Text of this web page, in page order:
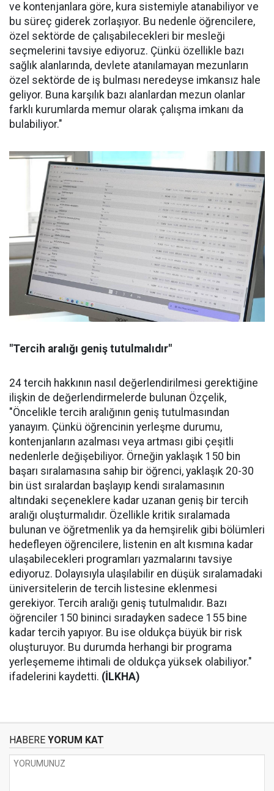
ve kontenjanlara göre, kura sistemiyle atanabiliyor ve
bu süreç giderek zorlaşıyor. Bu nedenle öğrencilere,
özel sektörde de çalışabilecekleri bir mesleği
seçmelerini tavsiye ediyoruz. Çünkü özellikle bazı
sağlık alanlarında, devlete atanılamayan mezunların
özel sektörde de iş bulması neredeyse imkansız hale
geliyor. Buna karşılık bazı alanlardan mezun olanlar
farklı kurumlarda memur olarak çalışma imkanı da
bulabiliyor."
"Tercih aralığı geniş tutulmalıdır"
24 tercih hakkının nasıl değerlendirilmesi gerektiğine
ilişkin de değerlendirmelerde bulunan Özçelik,
"Öncelikle tercih aralığının geniş tutulmasından
yanayım. Çünkü öğrencinin yerleşme durumu,
kontenjanların azalması veya artması gibi çeşitli
nedenlerle değişebiliyor. Örneğin yaklaşık 150 bin
başarı sıralamasına sahip bir öğrenci, yaklaşık 20-30
bin üst sıralardan başlayıp kendi sıralamasının
altındaki seçeneklere kadar uzanan geniş bir tercih
aralığı oluşturmalıdır. Özellikle kritik sıralamada
bulunan ve öğretmenlik ya da hemşirelik gibi bölümleri
hedefleyen öğrencilere, listenin en alt kısmına kadar
ulaşabilecekleri programları yazmalarını tavsiye
ediyoruz. Dolayısıyla ulaşılabilir en düşük sıralamadaki
üniversitelerin de tercih listesine eklenmesi
gerekiyor. Tercih aralığı geniş tutulmalıdır. Bazı
öğrenciler 150 bininci sıradayken sadece 155 bine
kadar tercih yapıyor. Bu ise oldukça büyük bir risk
oluşturuyor. Bu durumda herhangi bir programa
yerleşememe ihtimali de oldukça yüksek olabiliyor."
ifadelerini kaydetti. (İLKHA)
HABERE YORUM KAT